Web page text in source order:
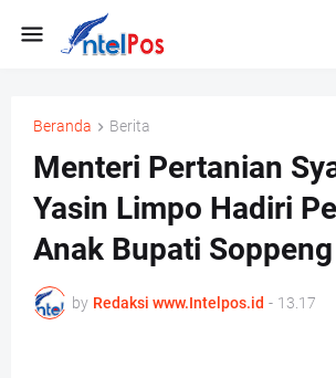
Beranda Berita
Menteri Pertanian
Yasin Limpo Hadiri
Anak Bupati Soppeng
by Redaksi www.Intelpos.id - 13.17